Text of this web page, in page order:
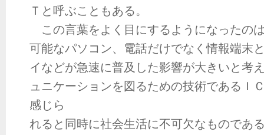
Ｔと呼ぶこともある。
この言葉をよく目にするようになったの
可能なパソコン、電話だけでなく情報端末
イなどが急速に普及した影響が大きいと考
ュニケーションを図るための技術であるＩ
感じら
れると同時に社会生活に不可欠なものであ